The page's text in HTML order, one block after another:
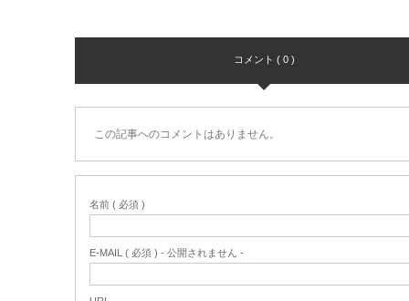
コメント ( 0 )
この記事へのコメントはありません。
名前 ( 必須 )
E-MAIL ( 必須 ) - 公開されません -